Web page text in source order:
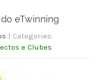
eTwinning
| Categories:
e Clubes